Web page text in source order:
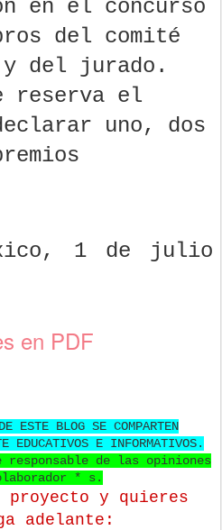
en el concurso
del comité
y del jurado.
reserva el
uno, dos
1 de julio
en PDF
ESTE BLOG SE COMPARTEN
EDUCATIVOS E INFORMATIVOS.
responsable de las opiniones
* s.
y quieres
adelante: